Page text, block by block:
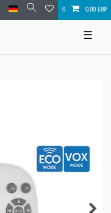
0 0,00 EUR
☰